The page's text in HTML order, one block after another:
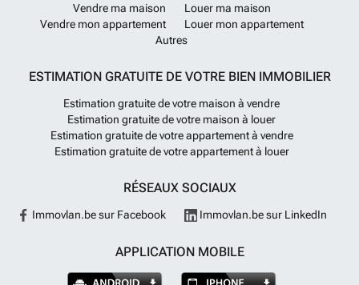
Vendre ma maison
Louer ma maison
Vendre mon appartement
Louer mon appartement
Autres
ESTIMATION GRATUITE DE VOTRE BIEN IMMOBILIER
Estimation gratuite de votre maison à vendre
Estimation gratuite de votre maison à louer
Estimation gratuite de votre appartement à vendre
Estimation gratuite de votre appartement à louer
RÉSEAUX SOCIAUX
Immovlan.be sur Facebook Immovlan.be sur LinkedIn
APPLICATION MOBILE